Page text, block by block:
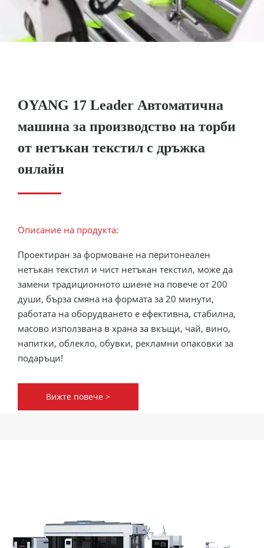
OYANG 17 Leader Автоматична
машина за производство на торби
от нетъкан текстил с дръжка
онлайн
Описание на продукта:
Проектиран за формоване на перитонеален
нетъкан текстил и чист нетъкан текстил, може да
замени традиционното шиене на повече от 200
души, бърза смяна на формата за 20 минути,
работата на оборудването е ефективна, стабилна,
масово използвана в храна за вкъщи, чай, вино,
напитки, облекло, обувки, рекламни опаковки за
подаръци!
Вижте повече >